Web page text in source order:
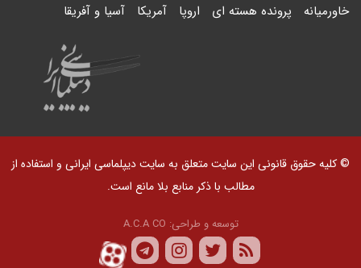
خاورمیانه پرونده هسته ای اروپا آمریکا آسیا و آفریقا
© کلیه حقوق قانونی این سایت متعلق به سایت دیپلماسی ایرانی و استفاده از
مطالب با ذکر منابع بلا مانع است.
توسعه و طراحی: A.C.A CO